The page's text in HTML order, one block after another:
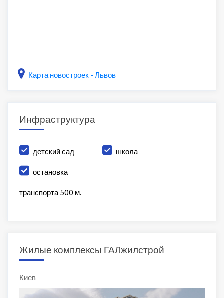
Карта новостроек - Львов
Инфраструктура
детский сад школа
остановка
транспорта 500 м.
Жилые комплексы ГАЛжилстрой
Киев